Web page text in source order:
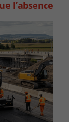
l’absence